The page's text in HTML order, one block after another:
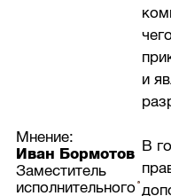
Мнение:
Иван Бормотов
Заместитель
исполнительного
и
В